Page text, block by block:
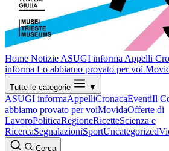
Home Notizie ASUGI informa Appelli
informa Lo abbiamo provato per voi
Tutte le categorie ▼
ASUGI informaAppelliCronacaEventiIl
abbiamo provato per voiMovidaOfferte di
LavoroPoliticaRegioneRicetteScienza e
RicercaSegnalazioniSportUncategorized
Cerca